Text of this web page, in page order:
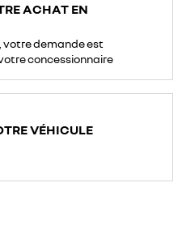
ACHAT EN
votre demande est
concessionnaire
VÉHICULE